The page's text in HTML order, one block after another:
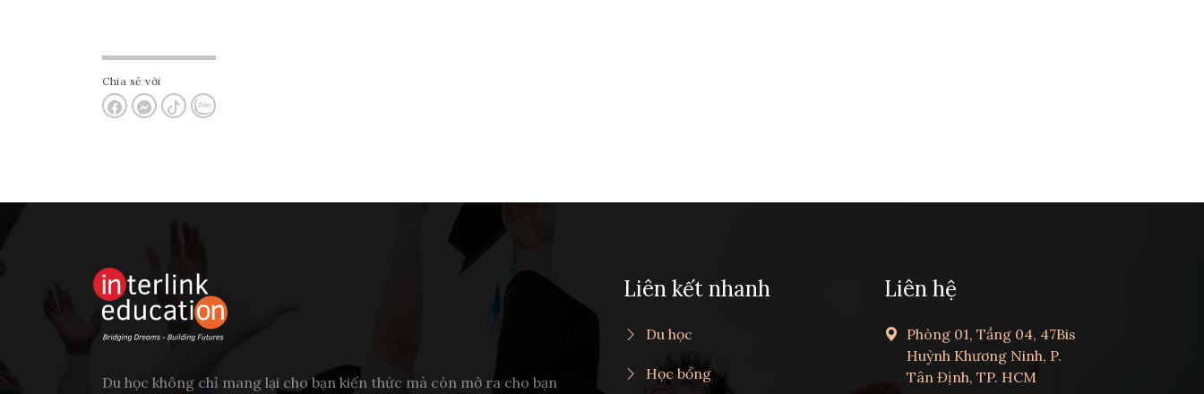
Chia sẻ với
Du học không chỉ mang lại cho bạn kiến thức mà còn mở ra cho bạn
Liên kết nhanh
Du học
Học bổng
Liên hệ
Phòng 01, Tầng 04, 47Bis
Huỳnh Khương Ninh, P.
Tân Định, TP. HCM